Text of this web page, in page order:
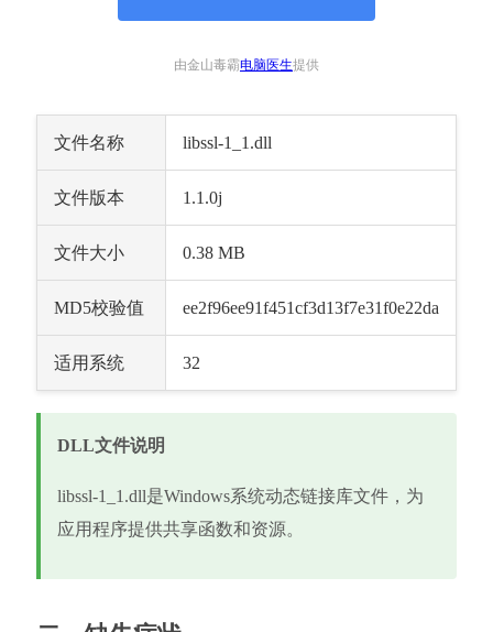
由金山毒霸电脑医生提供
文件名称 libssl-1_1.dll
文件版本 1.1.0j
文件大小 0.38 MB
MD5校验值 ee2f96ee91f451cf3d13f7e31f0e22da
适用系统 32
DLL文件说明
libssl-1_1.dll是Windows系统动态链接库文件，为
应用程序提供共享函数和资源。